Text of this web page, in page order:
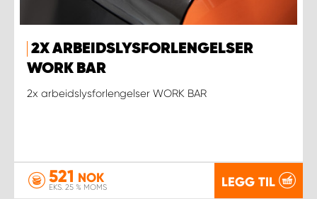
2X ARBEIDSLYSFORLENGELSER
WORK BAR
2x arbeidslysforlengelser WORK BAR
521 NOK
EKS. 25 % MOMS LEGG TIL